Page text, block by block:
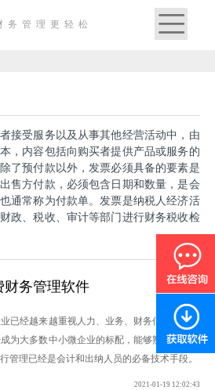
务管理更轻松
接受服务以及从事其他经营活动中，由
，内容包括向购买者提供产品或服务的
了预付款以外，发票必须具备的要素是
售方付款，必须包含日期和数量，是会
通常称为付款单。发票是纳税人经济活
政、税收、审计等部门进行财务税收检
财务管理软件
已经越来越重视人力、业务、财务信息化建设
为大多数中小微企业的标配，能够熟练的使用
管理已经是会计和出纳人员的必备技术手段。
2021-01-19 12:02:43